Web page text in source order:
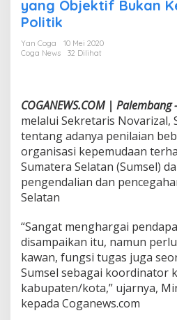
:
i
n
B
e
r
d
a
r
k
a
n
L
a
n
yang Objektif Bukan
Politik
Yan Coga
10 Mei 2020
Coga News
32 Dilihat
COGANEWS.COM |
melalui Sekretaris Novarizal,
tentang adanya penilaian
organisasi kepemudaan
Sumatera Selatan (Sumsel)
pengendalian dan
Selatan
“Sangat menghargai
disampaikan itu, namun
kawan, fungsi tugas juga
Sumsel sebagai koordinator
kabupaten/kota,” ujarnya,
kepada Coganews.com